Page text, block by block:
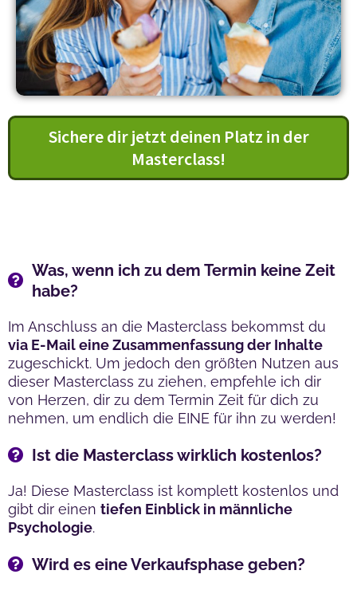
Sichere dir jetzt deinen Platz in der
Masterclass!
Was, wenn ich zu dem Termin keine Zeit
habe?
Im Anschluss an die Masterclass bekommst du
via E-Mail eine Zusammenfassung der Inhalte
zugeschickt. Um jedoch den größten Nutzen aus
dieser Masterclass zu ziehen, empfehle ich dir
von Herzen, dir zu dem Termin Zeit für dich zu
nehmen, um endlich die EINE für ihn zu werden!
Ist die Masterclass wirklich kostenlos?
Ja! Diese Masterclass ist komplett kostenlos und
gibt dir einen tiefen Einblick in männliche
Psychologie.
Wird es eine Verkaufsphase geben?